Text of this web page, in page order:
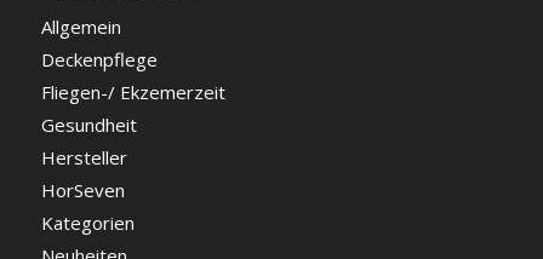
Allgemein
Deckenpflege
Fliegen-/ Ekzemerzeit
Gesundheit
Hersteller
HorSeven
Kategorien